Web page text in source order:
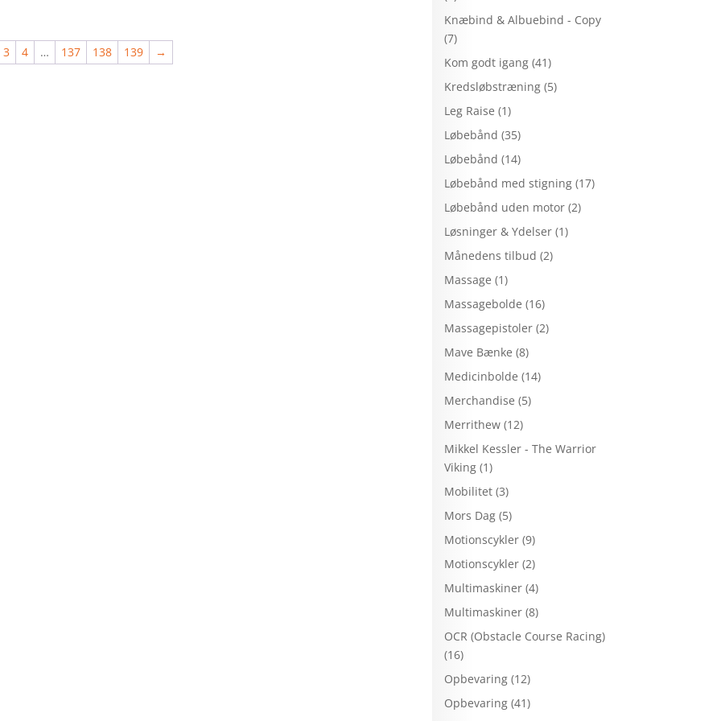
3 4 … 137 138 139 →
Knæbind & Albuebind - Copy
(7)
Kom godt igang (41)
Kredsløbstræning (5)
Leg Raise (1)
Løbebånd (35)
Løbebånd (14)
Løbebånd med stigning (17)
Løbebånd uden motor (2)
Løsninger & Ydelser (1)
Månedens tilbud (2)
Massage (1)
Massagebolde (16)
Massagepistoler (2)
Mave Bænke (8)
Medicinbolde (14)
Merchandise (5)
Merrithew (12)
Mikkel Kessler - The Warrior
Viking (1)
Mobilitet (3)
Mors Dag (5)
Motionscykler (9)
Motionscykler (2)
Multimaskiner (4)
Multimaskiner (8)
OCR (Obstacle Course Racing)
(16)
Opbevaring (12)
Opbevaring (41)